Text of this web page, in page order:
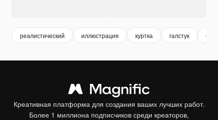
реалистический иллюстрация куртка галстук
Креативная платформа для создания ваших лучших работ.
Более 1 миллиона подписчиков среди креаторов,